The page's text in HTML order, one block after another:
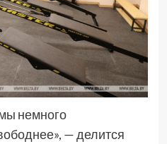
немного
— делится